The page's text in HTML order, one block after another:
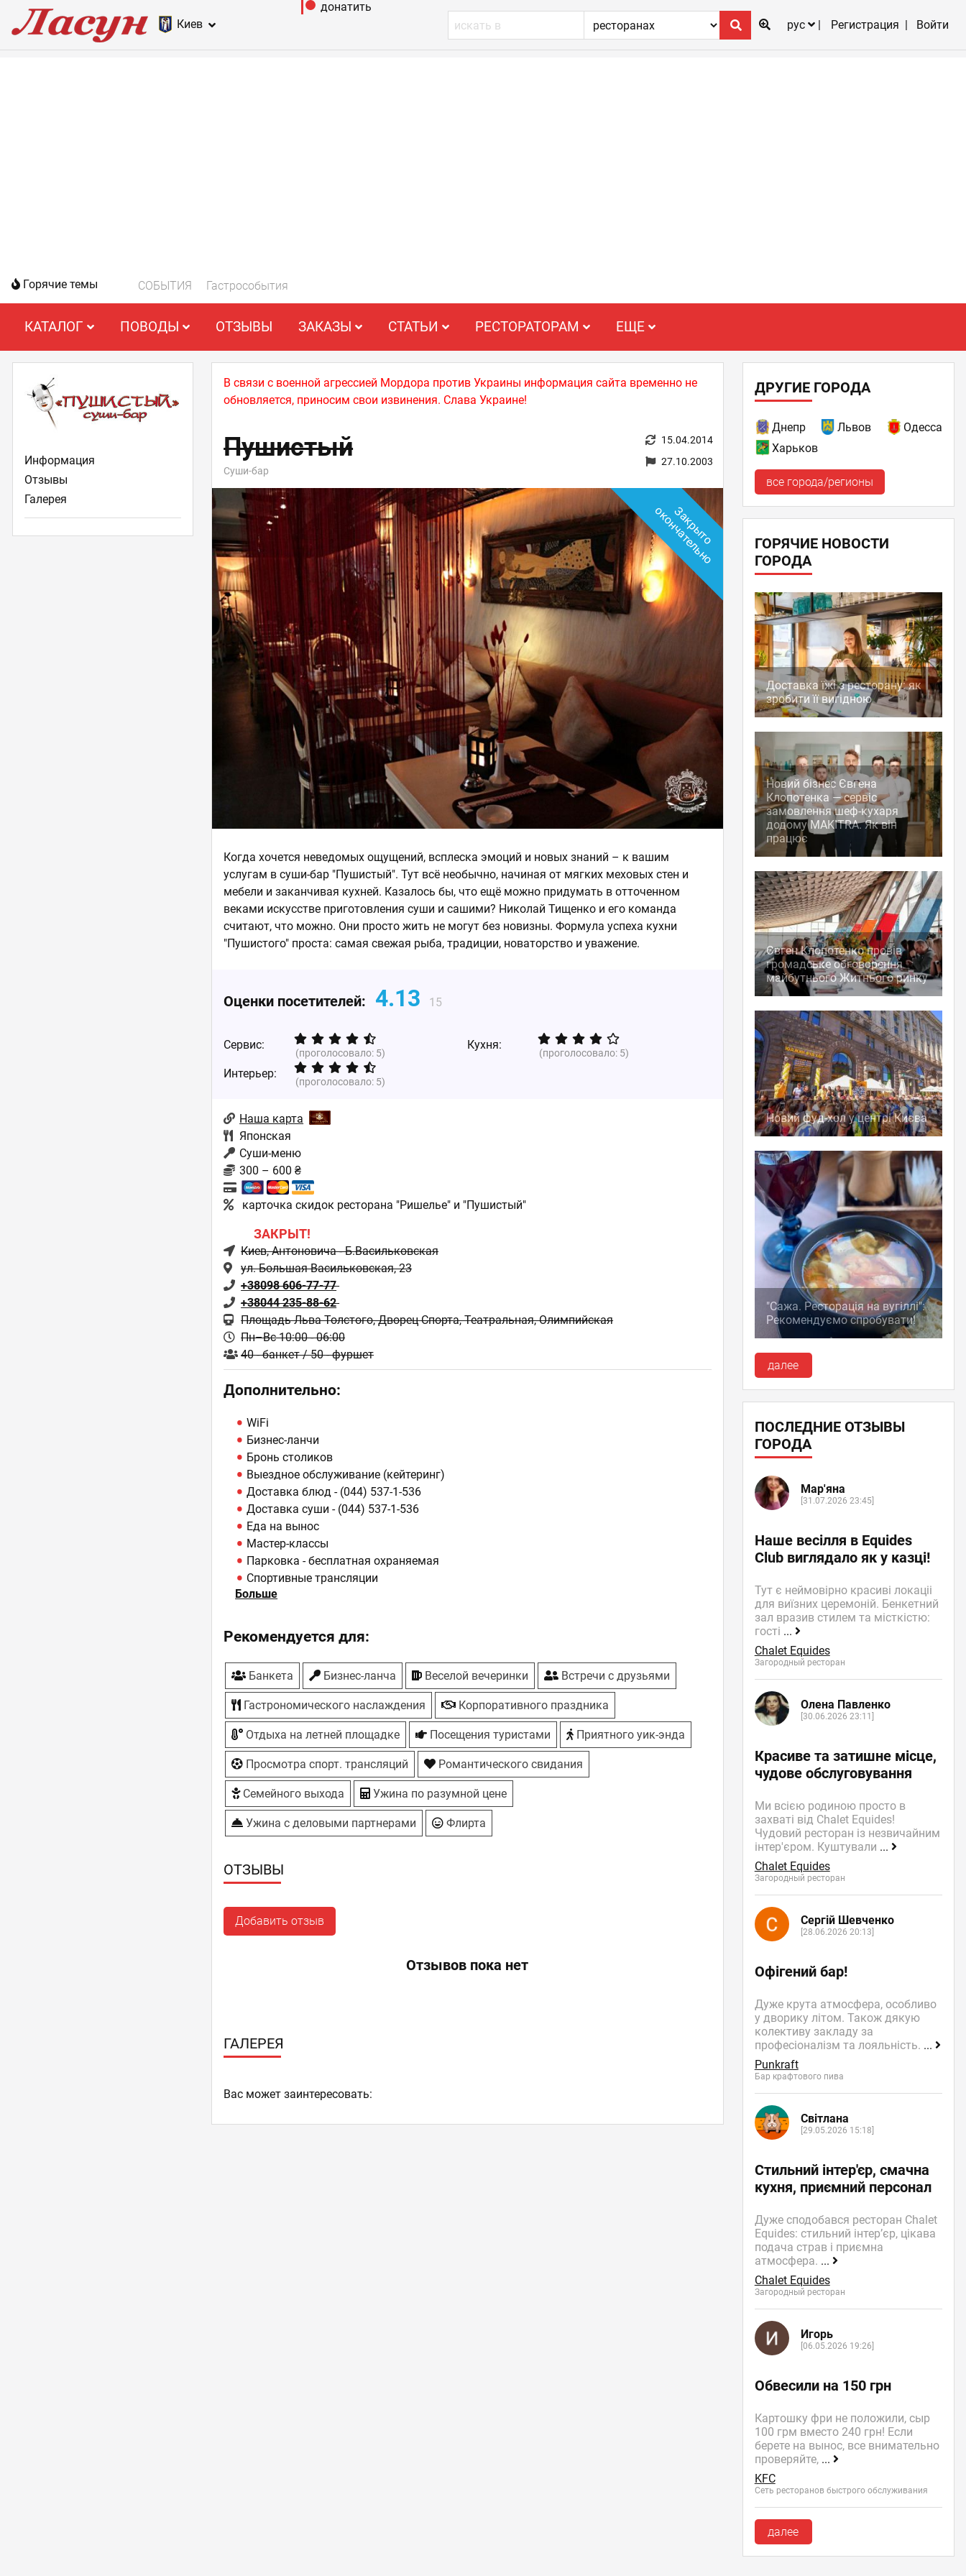
Киев
донатить
рус
Регистрация Войти
Горячие темы СОБЫТИЯ Гастрособытия
КАТАЛОГ ПОВОДЫ ОТЗЫВЫ ЗАКАЗЫ СТАТЬИ РЕСТОРАТОРАМ ЕЩЕ
В связи с военной агрессией Мордора против Украины информация сайта временно не
обновляется, приносим свои извинения. Слава Украине!
Пушистый
Суши-бар
15.04.2014
27.10.2003
З
а
к
р
ы
т
о
о
к
о
н
ч
а
т
е
л
ь
н
о
Когда хочется неведомых ощущений, всплеска эмоций и новых знаний – к вашим
услугам в суши-бар "Пушистый". Тут всё необычно, начиная от мягких меховых стен и
мебели и заканчивая кухней. Казалось бы, что ещё можно придумать в отточенном
веками искусстве приготовления суши и сашими? Николай Тищенко и его команда
считают, что можно. Они просто жить не могут без новизны. Формула успеха кухни
"Пушистого" проста: самая свежая рыба, традиции, новаторство и уважение.
Оценки посетителей: 4.13 15
Сервис:
(проголосовало: 5)
Кухня:
(проголосовало: 5)
Интерьер:
(проголосовало: 5)
Наша карта
Японская
Суши-меню
300 – 600 ₴
карточка скидок ресторана "Ришелье" и "Пушистый"
ЗАКРЫТ!
Киев, Антоновича - Б.Васильковская
ул. Большая Васильковская, 23
+38098 606-77-77
+38044 235-88-62
Площадь Льва Толстого, Дворец Спорта, Театральная, Олимпийская
Пн–Вс 10:00 - 06:00
40 - банкет / 50 - фуршет
Дополнительно:
WiFi
Бизнес-ланчи
Бронь столиков
Выездное обслуживание (кейтеринг)
Доставка блюд - (044) 537-1-536
Доставка суши - (044) 537-1-536
Еда на вынос
Мастер-классы
Парковка - бесплатная охраняемая
Спортивные трансляции
ТВ-плазмы
Больше
Рекомендуется для:
Банкета Бизнес-ланча Веселой вечеринки Встречи с друзьями
Гастрономического наслаждения Корпоративного праздника
Отдыха на летней площадке Посещения туристами Приятного уик-энда
Просмотра спорт. трансляций Романтического свидания
Семейного выхода Ужина по разумной цене
Ужина с деловыми партнерами Флирта
ОТЗЫВЫ
Добавить отзыв
Отзывов пока нет
ГАЛЕРЕЯ
Информация
Отзывы
Галерея
Ваc может заинтересовать:
ДРУГИЕ ГОРОДА
Днепр Львов
Одесса
Харьков
все города/регионы
ГОРЯЧИЕ НОВОСТИ
ГОРОДА
Доставка їжі з ресторану: як
зробити її вигідною
Новий бізнес Євгена
Клопотенка — сервіс
замовлення шеф-кухаря
додому MAKITRA. Як він
працює
Євген Клопотенко провів
громадське обговорення
майбутнього Житнього ринку
Новий фуд-хол у центрі Києва
"Сажа. Ресторація на вугіллі":
Рекомендуємо спробувати!
далее
ПОСЛЕДНИЕ ОТЗЫВЫ
ГОРОДА
Мар'яна
[31.07.2026 23:45]
Наше весілля в Equides
Club виглядало як у казці!
Тут є неймовірно красиві локаціі
для виїзних церемоній. Бенкетний
зал вразив стилем та місткістю:
гості ...
Chalet Equides
Загородный ресторан
Олена Павленко
[30.06.2026 23:11]
Красиве та затишне місце,
чудове обслуговування
Ми всією родиною просто в
захваті від Chalet Equides!
Чудовий ресторан із незвичайним
інтер'єром. Куштували ...
Chalet Equides
Загородный ресторан
Сергій Шевченко
[28.06.2026 20:13]
Офігений бар!
Дуже крута атмосфера, особливо
у дворику літом. Також дякую
колективу закладу за
професіоналізм та лояльність. ...
Punkraft
Бар крафтового пива
Світлана
[29.05.2026 15:18]
Стильний інтер'єр, смачна
кухня, приємний персонал
Дуже сподобався ресторан Chalet
Equides: стильний інтер’єр, цікава
подача страв і приємна
атмосфера. ...
Chalet Equides
Загородный ресторан
Игорь
[06.05.2026 19:26]
Обвесили на 150 грн
Картошку фри не положили, сыр
100 грм вместо 240 грн! Если
берете на вынос, все внимательно
проверяйте, ...
KFC
Сеть ресторанов быстрого обслуживания
далее